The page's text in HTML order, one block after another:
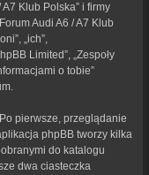
Klub Polska” i firmy
Audi A6 / A7 Klub
„ich”,
Limited”, „Zespoły
o tobie”
pierwsze, przeglądanie
phpBB tworzy kilka
do katalogu
dwa ciasteczka